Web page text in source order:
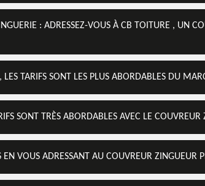
: ADRESSEZ-VOUS À CB TOITURE , UN
TARIFS SONT LES PLUS ABORDABLES DU
SONT TRÈS ABORDABLES AVEC LE
EN VOUS ADRESSANT AU COUVREUR ZINGUEUR